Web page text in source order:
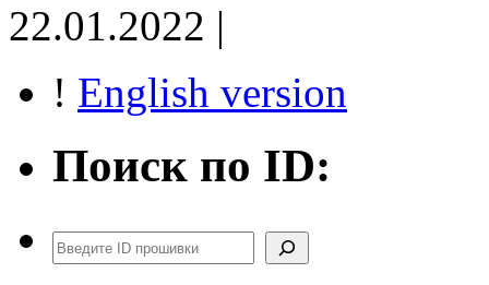
22.01.2022 |
! English version
Поиск по ID:
Поиск